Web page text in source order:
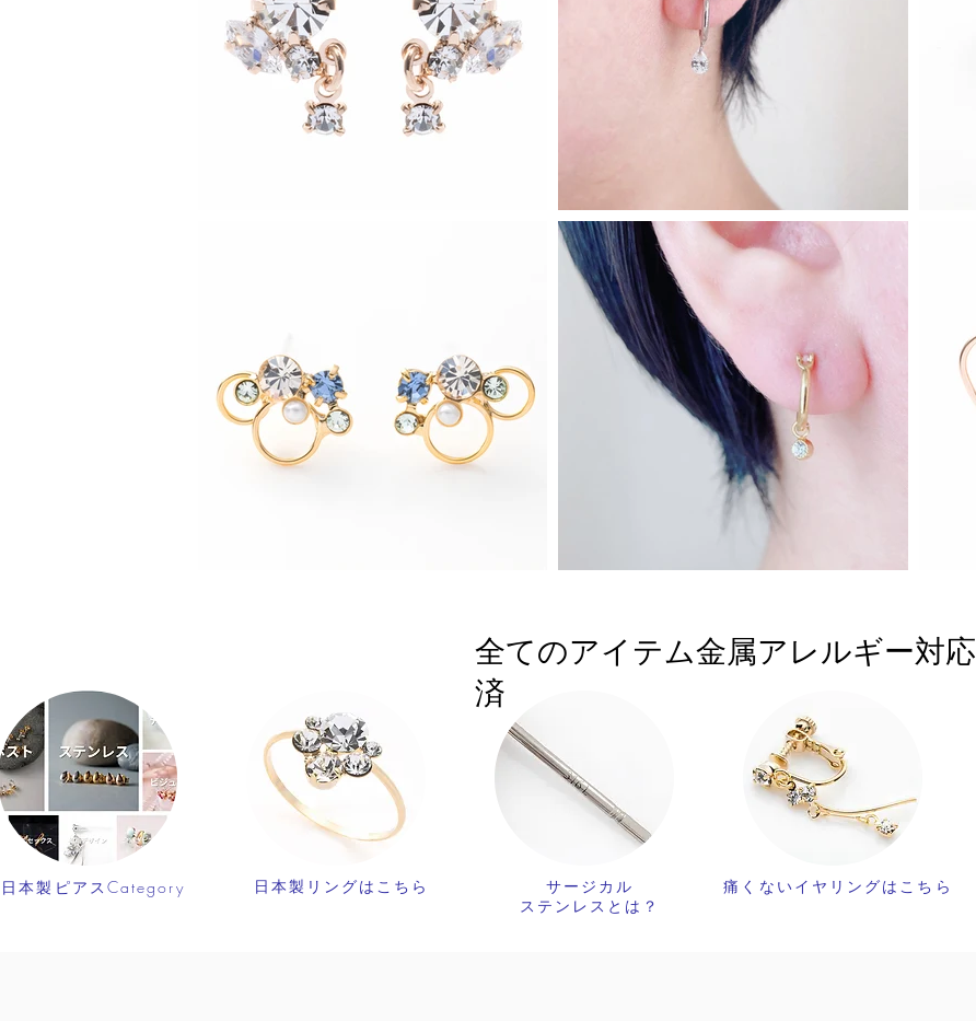
日本製ピアスCategory 日本製リングはこちら
サージカル
​ステンレスとは？
痛くないイヤリングはこちら
全てのアイテム金属アレルギー対応
済